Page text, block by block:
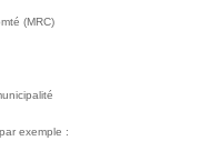
(MRC)
exemple :